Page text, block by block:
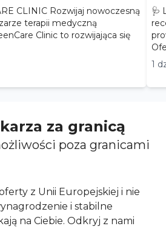
nowoczesną
terapii medyczną
🩺
1
za granicą
poza granicami
z Unii Europejskiej i nie
i stabilne
na Ciebie. Odkryj z nami